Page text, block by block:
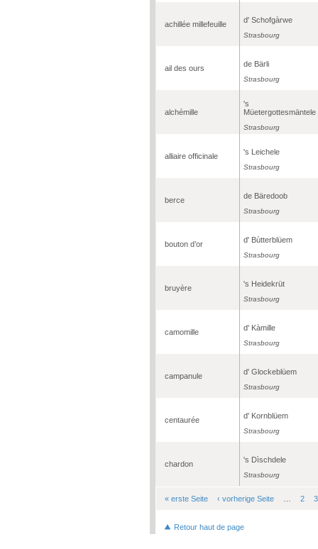
achillée millefeuille d' Schofgàrwe
Strasbourg
ail des ours de Bärli
Strasbourg
alchémille
's
Müetergottesmäntele
Strasbourg
alliaire officinale 's Leichele
Strasbourg
berce de Bäredoob
Strasbourg
bouton d’or d' Bùtterblüem
Strasbourg
bruyère 's Heidekrüt
Strasbourg
camomille d' Kàmille
Strasbourg
campanule d' Glockeblüem
Strasbourg
centaurée d' Kornblüem
Strasbourg
chardon 's Dìschdele
Strasbourg
Seiten
« erste Seite ‹ vorherige Seite 2 3
Retour haut de page